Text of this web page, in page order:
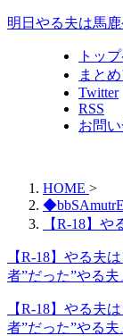
明日やる夫は馬
トッ
まと
Twitter
RSS
お問
HOME >
【R-18】
【R-18】やる夫
者”だった”やる夫
【R-18】やる夫
者”だった”やる夫